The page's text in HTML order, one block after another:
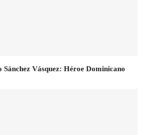
Vásquez: Héroe Dominicano